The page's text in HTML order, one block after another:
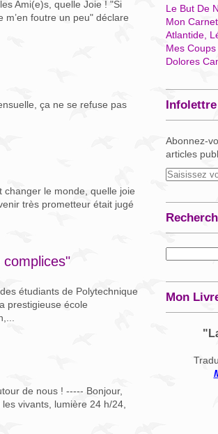
Ami(e)s, quelle Joie ! "Si
foutre un peu" déclare
ça ne se refuse pas
changer le monde, quelle joie
très prometteur était jugé
complices"
étudiants de Polytechnique
prestigieuse école
de nous ! ----- Bonjour,
vivants, lumière 24 h/24,
Le But De
Mon
Atlantide,
Mes
Dolores
Infolettre
Abonnez-
articles
Mon